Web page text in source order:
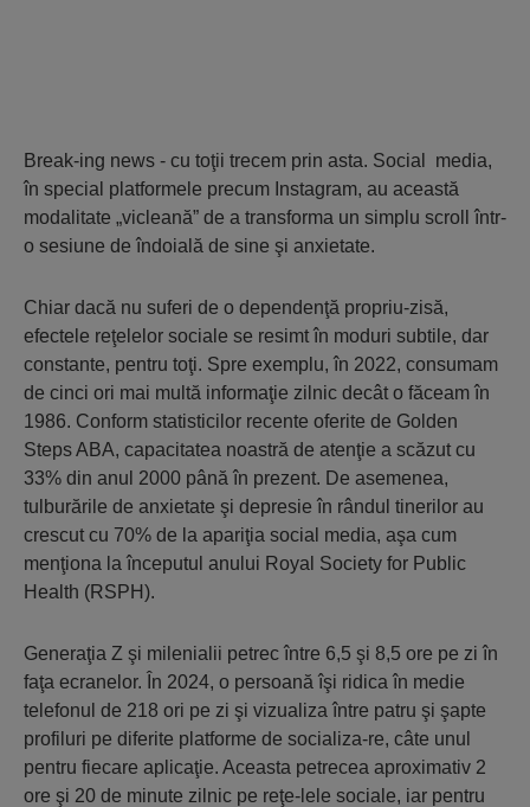
Break-ing news - cu toţii trecem prin asta. Social media,
în special platformele precum Instagram, au această
modalitate „vicleană” de a transforma un simplu scroll într-
o sesiune de îndoială de sine şi anxietate.
Chiar dacă nu suferi de o dependenţă propriu-zisă,
efectele reţelelor sociale se resimt în moduri subtile, dar
constante, pentru toţi. Spre exemplu, în 2022, consumam
de cinci ori mai multă informaţie zilnic decât o făceam în
1986. Conform statisticilor recente oferite de Golden
Steps ABA, capacitatea noastră de atenţie a scăzut cu
33% din anul 2000 până în prezent. De asemenea,
tulburările de anxietate şi depresie în rândul tinerilor au
crescut cu 70% de la apariţia social media, aşa cum
menţiona la începutul anului Royal Society for Public
Health (RSPH).
Generaţia Z şi milenialii petrec între 6,5 şi 8,5 ore pe zi în
faţa ecranelor. În 2024, o persoană îşi ridica în medie
telefonul de 218 ori pe zi şi vizualiza între patru şi şapte
profiluri pe diferite platforme de socializa-re, câte unul
pentru fiecare aplicaţie. Aceasta petrecea aproximativ 2
ore şi 20 de minute zilnic pe reţe-lele sociale, iar pentru